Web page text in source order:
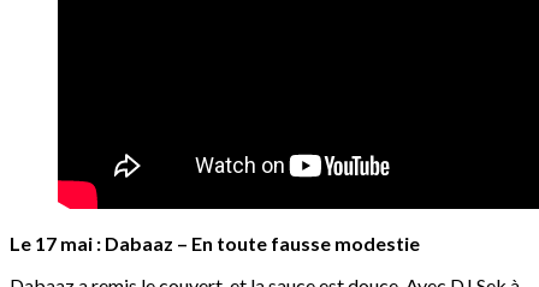
Le 17 mai : Dabaaz – En toute fausse modestie